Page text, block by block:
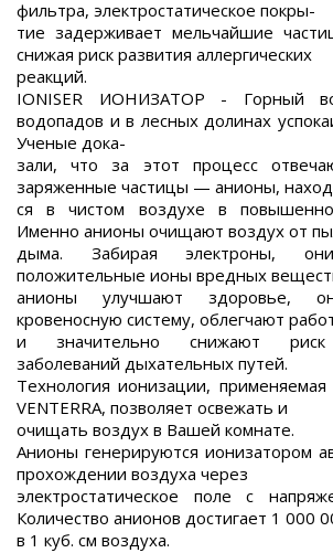
фильтра, электростатическое покры-
тие задерживает мельчайшие
снижая риск развития аллергических
реакций.
IONISER ИОНИЗАТОР - Горный
водопадов и в лесных долинах
Ученые дока-
зали, что за этот процесс
заряженные частицы — анионы,
ся в чистом воздухе в
Именно анионы очищают воздух от
дыма. Забирая электроны, они
положительные ионы вредных
анионы улучшают здоровье,
кровеносную систему, облегчают
и значительно снижают риск
заболеваний дыхательных путей.
Технология ионизации,
VENTERRA, позволяет освежать и
очищать воздух в Вашей комнате.
Анионы генерируются ионизатором
прохождении воздуха через
электростатическое поле с
Количество анионов достигает 1 000
в 1 куб. см воздуха.